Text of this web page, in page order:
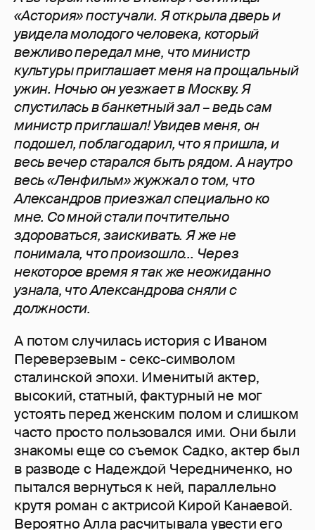
«Астория» постучали. Я открыла дверь и
увидела молодого человека, который
вежливо передал мне, что министр
культуры приглашает меня на прощальный
ужин. Ночью он уезжает в Москву. Я
спустилась в банкетный зал – ведь сам
министр приглашал! Увидев меня, он
подошел, поблагодарил, что я пришла, и
весь вечер старался быть рядом. А наутро
весь «Ленфильм» жужжал о том, что
Александров приезжал специально ко
мне. Со мной стали почтительно
здороваться, заискивать. Я же не
понимала, что произошло... Через
некоторое время я так же неожиданно
узнала, что Александрова сняли с
должности.
А потом случилась история с Иваном
Переверзевым - секс-символом
сталинской эпохи. Именитый актер,
высокий, статный, фактурный не мог
устоять перед женским полом и слишком
часто просто пользовался ими. Они были
знакомы еще со съемок Садко, актер был
в разводе с Надеждой Чередниченко, но
пытался вернуться к ней, параллельно
крутя роман с актрисой Кирой Канаевой.
Вероятно Алла расчитывала увести его